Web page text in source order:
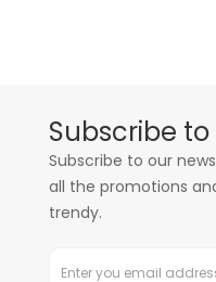
Subscribe
Subscribe to our
all the promotions
trendy.